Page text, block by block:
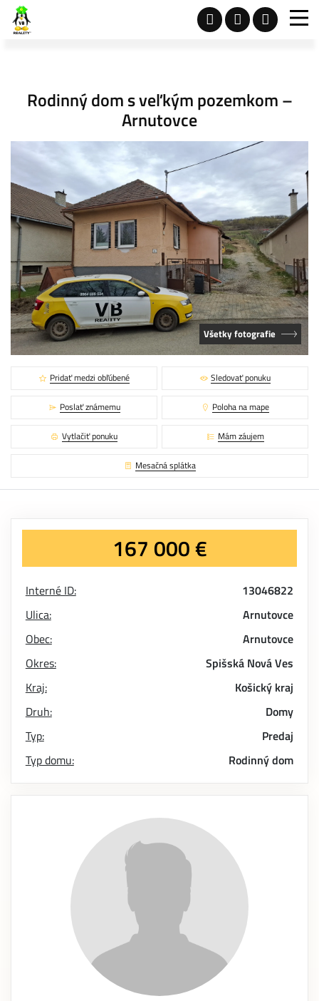
Rodinný dom s veľkým pozemkom –
Arnutovce
Všetky fotografie
Pridať medzi obľúbené Sledovať ponuku
Poslať známemu Poloha na mape
Vytlačiť ponuku Mám záujem
Mesačná splátka
167 000 €
Interné ID:
13046822
Ulica:
Arnutovce
Obec:
Arnutovce
Okres:
Spišská Nová Ves
Kraj:
Košický kraj
Druh:
Domy
Typ:
Predaj
Typ domu:
Rodinný dom